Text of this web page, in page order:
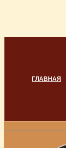
ГЛАВНАЯ